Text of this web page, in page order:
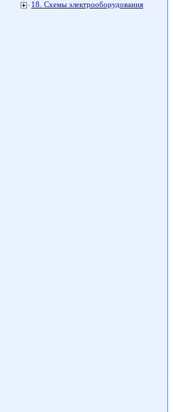
18. Схемы электрооборудования